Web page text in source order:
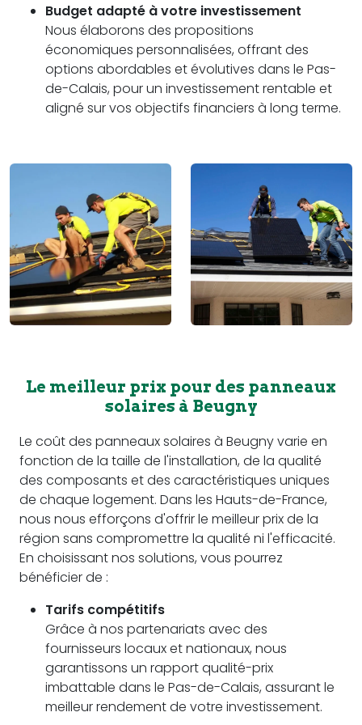
Budget adapté à votre investissement
Nous élaborons des propositions
économiques personnalisées, offrant des
options abordables et évolutives dans le Pas-
de-Calais, pour un investissement rentable et
aligné sur vos objectifs financiers à long terme.
Le meilleur prix pour des panneaux
solaires à Beugny
Le coût des panneaux solaires à Beugny varie en
fonction de la taille de l'installation, de la qualité
des composants et des caractéristiques uniques
de chaque logement. Dans les Hauts-de-France,
nous nous efforçons d'offrir le meilleur prix de la
région sans compromettre la qualité ni l'efficacité.
En choisissant nos solutions, vous pourrez
bénéficier de :
Tarifs compétitifs
Grâce à nos partenariats avec des
fournisseurs locaux et nationaux, nous
garantissons un rapport qualité-prix
imbattable dans le Pas-de-Calais, assurant le
meilleur rendement de votre investissement.